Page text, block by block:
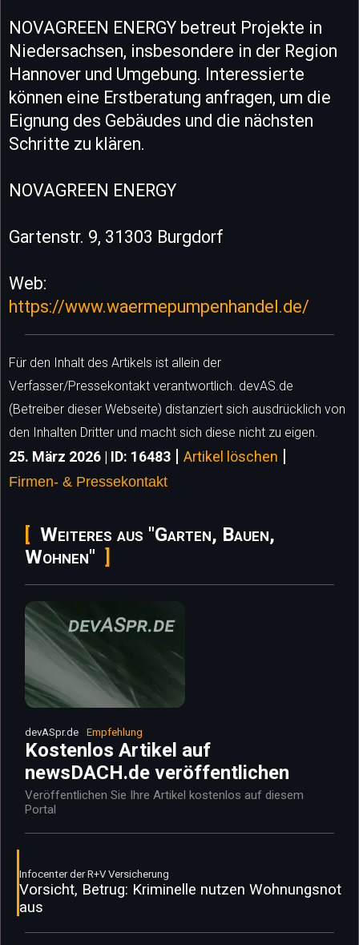
NOVAGREEN ENERGY betreut Projekte in
Niedersachsen, insbesondere in der Region
Hannover und Umgebung. Interessierte
können eine Erstberatung anfragen, um die
Eignung des Gebäudes und die nächsten
Schritte zu klären.
NOVAGREEN ENERGY
Gartenstr. 9, 31303 Burgdorf
Web:
https://www.waermepumpenhandel.de/
Für den Inhalt des Artikels ist allein der
Verfasser/Pressekontakt verantwortlich. devAS.de
(Betreiber dieser Webseite) distanziert sich ausdrücklich von
den Inhalten Dritter und macht sich diese nicht zu eigen.
25. März 2026 | ID: 16483 | Artikel löschen |
Firmen- & Pressekontakt
Weiteres aus "Garten, Bauen,
Wohnen"
devASpr.de Empfehlung
Kostenlos Artikel auf
newsDACH.de veröffentlichen
Veröffentlichen Sie Ihre Artikel kostenlos auf diesem
Portal
Infocenter der R+V Versicherung
Vorsicht, Betrug: Kriminelle nutzen Wohnungsnot
aus